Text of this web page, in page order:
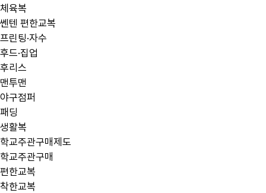
체육복
쎈텐 편한교복
프린팅·자수
후드·집업
후리스
맨투맨
야구점퍼
패딩
생활복
학교주관구매제도
학교주관구매
편한교복
착한교복